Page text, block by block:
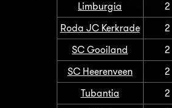
Limburgia
2
Roda JC Kerkrade
2
SC Gooiland
2
SC Heerenveen
2
Tubantia
2